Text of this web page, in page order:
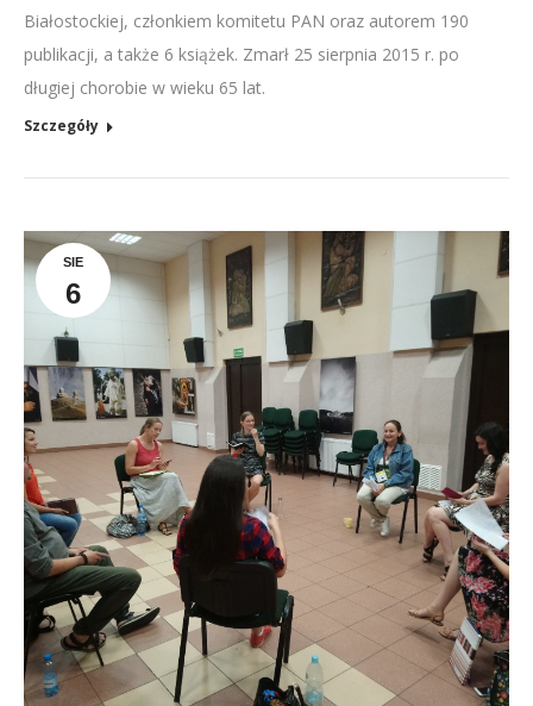
Białostockiej, członkiem komitetu PAN oraz autorem 190
publikacji, a także 6 książek. Zmarł 25 sierpnia 2015 r. po
długiej chorobie w wieku 65 lat.
Szczegóły
SIE
6